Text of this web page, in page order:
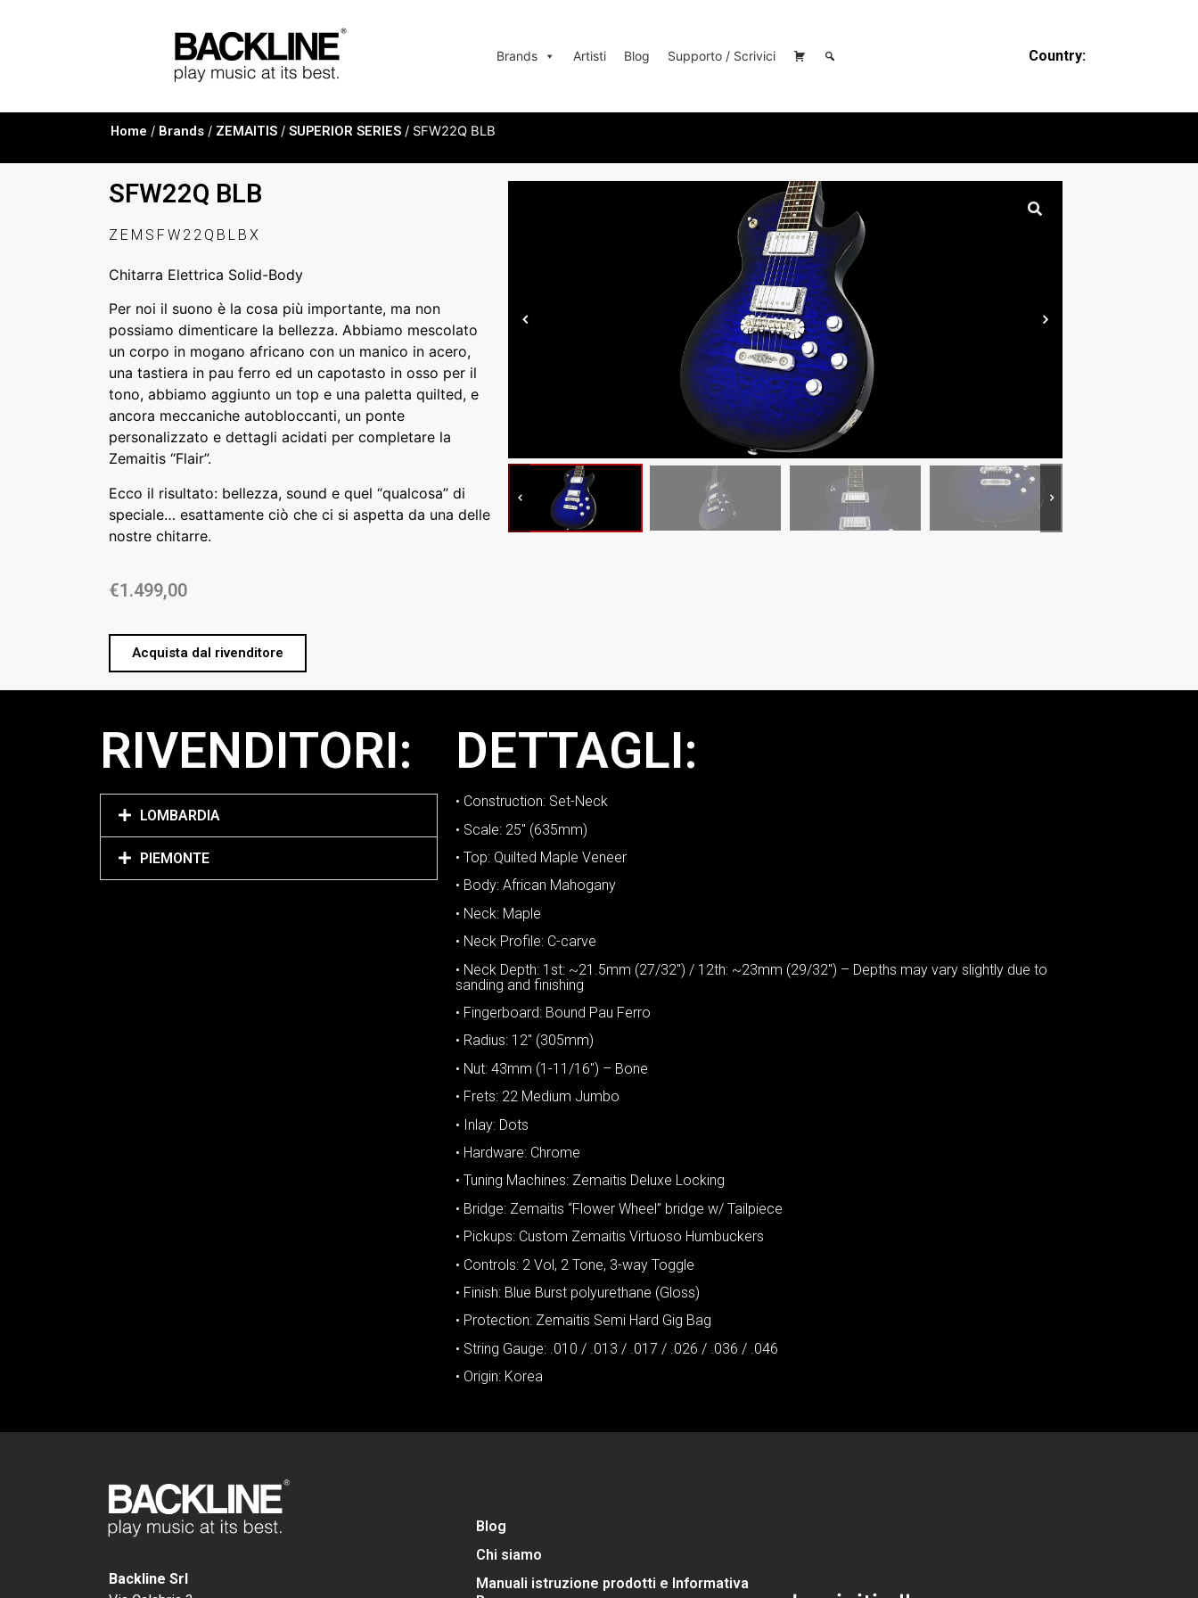
Brands Artisti Blog Supporto / Scrivici Country:
Home / Brands / ZEMAITIS / SUPERIOR SERIES / SFW22Q BLB
SFW22Q BLB
ZEMSFW22QBLBX
Chitarra Elettrica Solid-Body
Per noi il suono è la cosa più importante, ma non
possiamo dimenticare la bellezza. Abbiamo mescolato
un corpo in mogano africano con un manico in acero,
una tastiera in pau ferro ed un capotasto in osso per il
tono, abbiamo aggiunto un top e una paletta quilted, e
ancora meccaniche autobloccanti, un ponte
personalizzato e dettagli acidati per completare la
Zemaitis “Flair”.
Ecco il risultato: bellezza, sound e quel “qualcosa” di
speciale… esattamente ciò che ci si aspetta da una delle
nostre chitarre.
€1.499,00
Acquista dal rivenditore
RIVENDITORI:
LOMBARDIA
PIEMONTE
DETTAGLI:
• Construction: Set-Neck
• Scale: 25″ (635mm)
• Top: Quilted Maple Veneer
• Body: African Mahogany
• Neck: Maple
• Neck Profile: C-carve
• Neck Depth: 1st: ~21.5mm (27/32″) / 12th: ~23mm (29/32″) – Depths may vary slightly due to
sanding and finishing
• Fingerboard: Bound Pau Ferro
• Radius: 12″ (305mm)
• Nut: 43mm (1-11/16″) – Bone
• Frets: 22 Medium Jumbo
• Inlay: Dots
• Hardware: Chrome
• Tuning Machines: Zemaitis Deluxe Locking
• Bridge: Zemaitis “Flower Wheel” bridge w/ Tailpiece
• Pickups: Custom Zemaitis Virtuoso Humbuckers
• Controls: 2 Vol, 2 Tone, 3-way Toggle
• Finish: Blue Burst polyurethane (Gloss)
• Protection: Zemaitis Semi Hard Gig Bag
• String Gauge: .010 / .013 / .017 / .026 / .036 / .046
• Origin: Korea
Backline Srl
Blog
Chi siamo
Manuali istruzione prodotti e Informativa